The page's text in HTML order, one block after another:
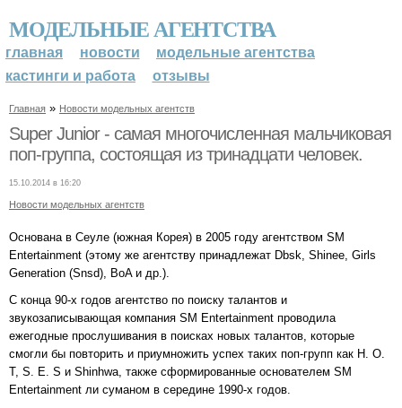
МОДЕЛЬНЫЕ АГЕНТСТВА
главная новости
модельные агентства
кастинги и работа
отзывы
Главная » Новости модельных агентств
Super Junior - самая многочисленная мальчиковая
поп-группа, состоящая из тринадцати человек.
15.10.2014 в 16:20
Новости модельных агентств
Основана в Сеуле (южная Корея) в 2005 году агентством SM
Entertainment (этому же агентству принадлежат Dbsk, Shinee, Girls
Generation (Snsd), BoA и др.).
С конца 90-х годов агентство по поиску талантов и
звукозаписывающая компания SM Entertainment проводила
ежегодные прослушивания в поисках новых талантов, которые
смогли бы повторить и приумножить успех таких поп-групп как H. O.
T, S. E. S и Shinhwa, также сформированные основателем SM
Entertainment ли суманом в середине 1990-х годов.